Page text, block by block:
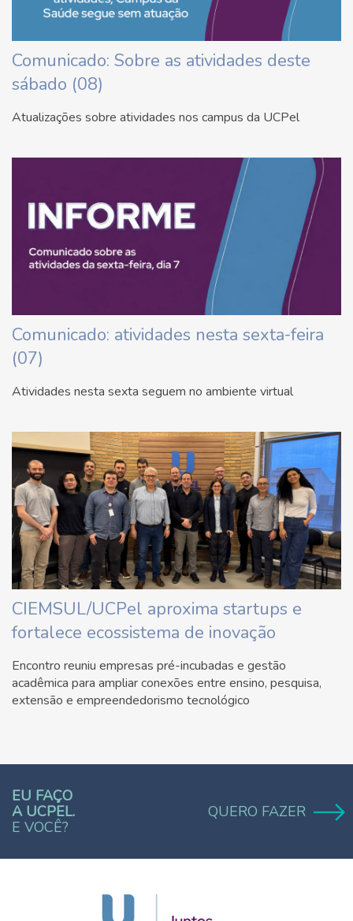
Comunicado: Sobre as atividades deste
sábado (08)
Atualizações sobre atividades nos campus da UCPel
Comunicado: atividades nesta sexta-feira
(07)
Atividades nesta sexta seguem no ambiente virtual
CIEMSUL/UCPel aproxima startups e
fortalece ecossistema de inovação
Encontro reuniu empresas pré-incubadas e gestão
acadêmica para ampliar conexões entre ensino, pesquisa,
extensão e empreendedorismo tecnológico
EU FAÇO
A UCPEL.
E VOCÊ?
QUERO FAZER